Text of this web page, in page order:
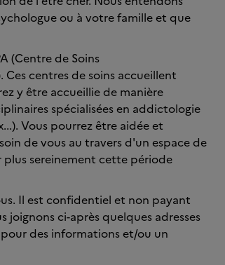
ou à votre famille et que
(Centre de Soins
centres de soins accueillent
y être accueillie de manière
spécialisées en addictologie
Vous pourrez être aidée et
de vous au travers d'un espace de
sereinement cette période
Il est confidentiel et non payant
joignons ci-après quelques adresses
des informations et/ou un